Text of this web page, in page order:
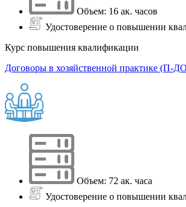
Объем: 16 ак. часов
Удостоверение о повышении
Курс повышения квалификации
Договоры в хозяйственной практике (П-
Объем: 72 ак. часа
Удостоверение о повышении